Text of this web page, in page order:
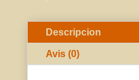
Descripcion
Avis (0)